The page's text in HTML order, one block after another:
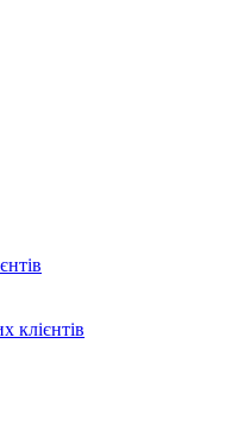
клієнтів